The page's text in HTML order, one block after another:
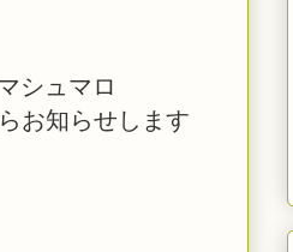
シュマロ
お知らせします